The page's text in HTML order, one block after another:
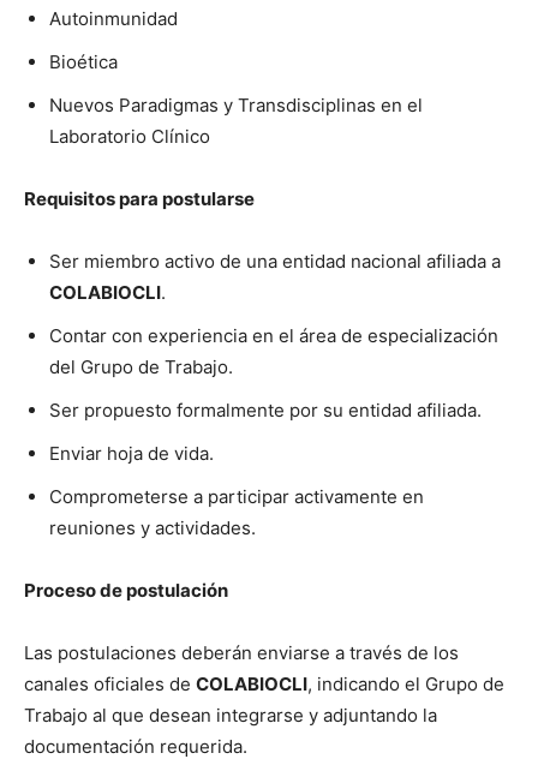
Autoinmunidad
Bioética
Nuevos Paradigmas y Transdisciplinas en el
Laboratorio Clínico
Requisitos para postularse
Ser miembro activo de una entidad nacional afiliada a
COLABIOCLI.
Contar con experiencia en el área de especialización
del Grupo de Trabajo.
Ser propuesto formalmente por su entidad afiliada.
Enviar hoja de vida.
Comprometerse a participar activamente en
reuniones y actividades.
Proceso de postulación
Las postulaciones deberán enviarse a través de los
canales oficiales de COLABIOCLI, indicando el Grupo de
Trabajo al que desean integrarse y adjuntando la
documentación requerida.